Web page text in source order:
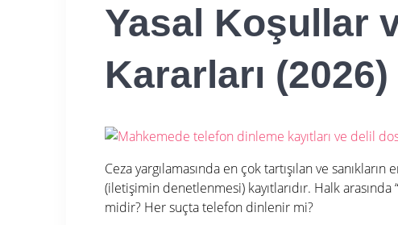
Yasal Koşullar
Kararları (2026)
Ceza yargılamasında en çok tartışılan ve
(iletişimin denetlenmesi) kayıtlarıdır. Halk
midir? Her suçta telefon dinlenir mi?